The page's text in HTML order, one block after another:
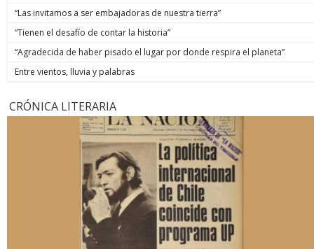
“Las invitamos a ser embajadoras de nuestra tierra”
“Tienen el desafío de contar la historia”
“Agradecida de haber pisado el lugar por donde respira el planeta”
Entre vientos, lluvia y palabras
CRÓNICA LITERARIA